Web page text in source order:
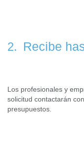
2. Recibe
Los profesionales y
solicitud contactarán
presupuestos.